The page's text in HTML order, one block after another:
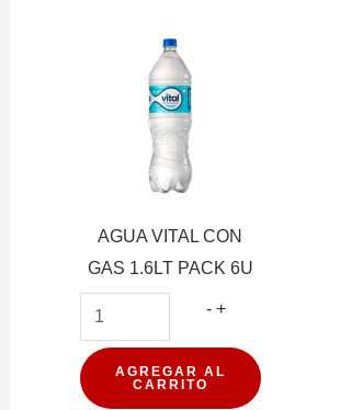
AGUA VITAL CON
GAS 1.6LT PACK 6U
- AGUA
CON
GAS
+
AGREGAR AL
CARRITO